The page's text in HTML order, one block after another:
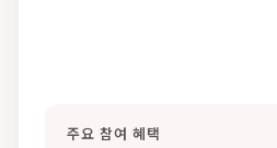
주요 참여 혜택